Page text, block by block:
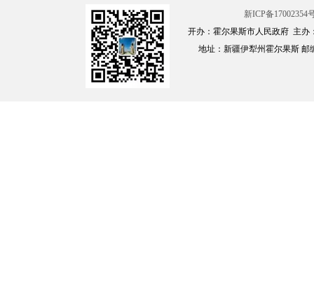
新ICP备17002354
开办：霍尔果斯市人民政府 主办
地址：新疆伊犁州霍尔果斯